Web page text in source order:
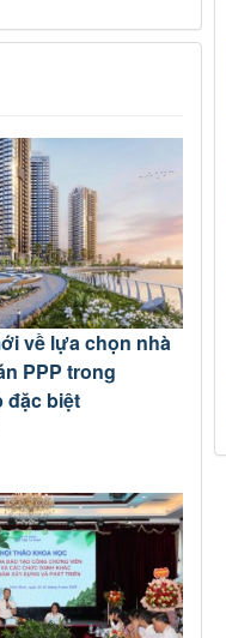
về lựa chọn nhà
PPP trong
biệt